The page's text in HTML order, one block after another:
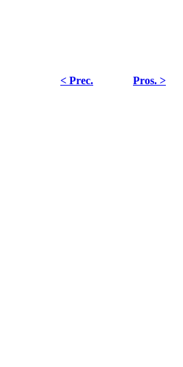
< Prec.
Pros. >